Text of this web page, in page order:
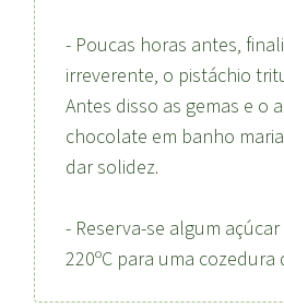
- Poucas horas antes,
irreverente, o pistáchio
Antes disso as gemas e o
chocolate em banho
dar solidez.
- Reserva-se algum
220ºC para uma